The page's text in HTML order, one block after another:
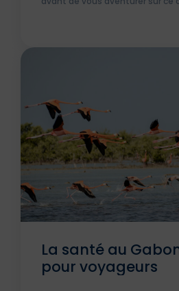
La santé au
pour voyageurs